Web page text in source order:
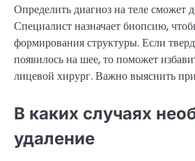
Определить диагноз на теле сможет
Специалист назначает биопсию,
формирования структуры. Если
появилось на шее, то поможет
лицевой хирург. Важно выяснить
В каких случаях
удаление